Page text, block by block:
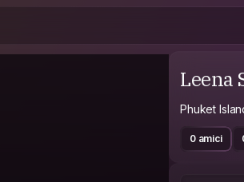
Leena
Phuket
0 amici